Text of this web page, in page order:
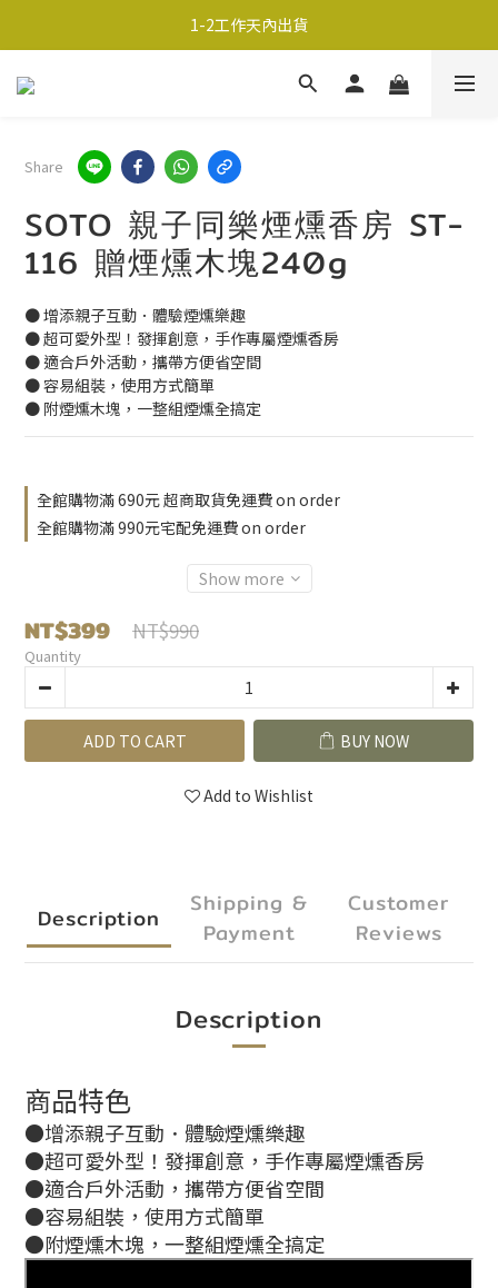
超商取貨690免運；宅配990免運
超商取貨690免運；宅配990免運
Share
SOTO 親子同樂煙燻香房 ST-
116 贈煙燻木塊240g
● 增添親子互動．體驗煙燻樂趣
● 超可愛外型！發揮創意，手作專屬煙燻香房
● 適合戶外活動，攜帶方便省空間
● 容易組裝，使用方式簡單
● 附煙燻木塊，一整組煙燻全搞定
全館購物滿 690元 超商取貨免運費 on order
全館購物滿 990元宅配免運費 on order
Show more
NT$399 NT$990
Quantity
ADD TO CART BUY NOW
Add to Wishlist
Description
Shipping &
Payment
Customer
Reviews
Description
商品特色
●增添親子互動．體驗煙燻樂趣
●超可愛外型！發揮創意，手作專屬煙燻香房
●適合戶外活動，攜帶方便省空間
●容易組裝，使用方式簡單
●附煙燻木塊，一整組煙燻全搞定